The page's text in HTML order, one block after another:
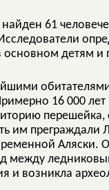
61
детям и
16 000
перешейка,
им преграждали
Аляски.
между
и возникла